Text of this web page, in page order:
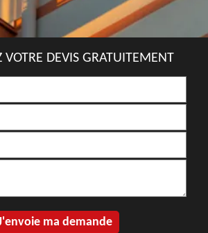
VOTRE DEVIS GRATUITEMENT